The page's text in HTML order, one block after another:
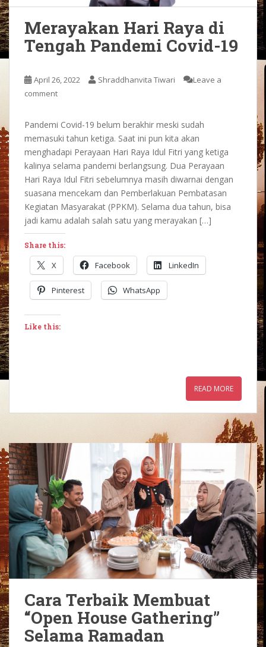
Merayakan Hari Raya di
Tengah Pandemi Covid-19
April 26, 2022 Shraddhanvita Tiwari
Leave a
comment
Pandemi Covid-19 belum berakhir meski sudah
memasuki tahun ketiga. Saat ini pun kita akan
menghadapi Perayaan Hari Raya Idul Fitri yang ketiga
kalinya selama pandemi berlangsung. Dua Perayaan
Hari Raya Idul Fitri sebelumnya masih diwarnai dengan
suasana mencekam dan Pemberlakuan Pembatasan
Kegiatan Masyarakat (PPKM). Selama dua tahun, bisa
jadi kamu adalah salah satu yang merayakan […]
Share this:
X Facebook LinkedIn
Pinterest WhatsApp
Like this:
READ MORE
Cara Terbaik Membuat
“Open House Gathering”
Selama Ramadan